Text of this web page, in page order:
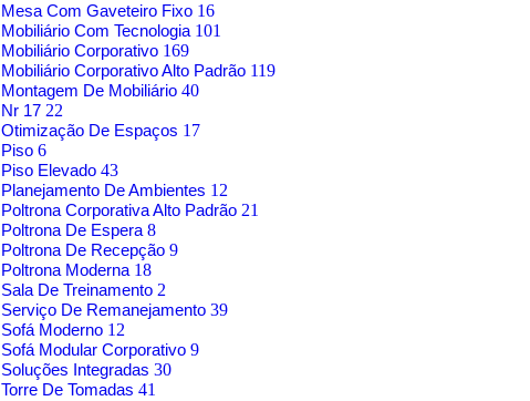
Mesa Com Gaveteiro Fixo 16
Mobiliário Com Tecnologia 101
Mobiliário Corporativo 169
Mobiliário Corporativo Alto Padrão 119
Montagem De Mobiliário 40
Nr 17 22
Otimização De Espaços 17
Piso 6
Piso Elevado 43
Planejamento De Ambientes 12
Poltrona Corporativa Alto Padrão 21
Poltrona De Espera 8
Poltrona De Recepção 9
Poltrona Moderna 18
Sala De Treinamento 2
Serviço De Remanejamento 39
Sofá Moderno 12
Sofá Modular Corporativo 9
Soluções Integradas 30
Torre De Tomadas 41